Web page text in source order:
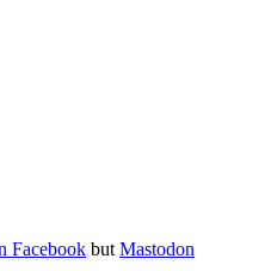
but Mastodon